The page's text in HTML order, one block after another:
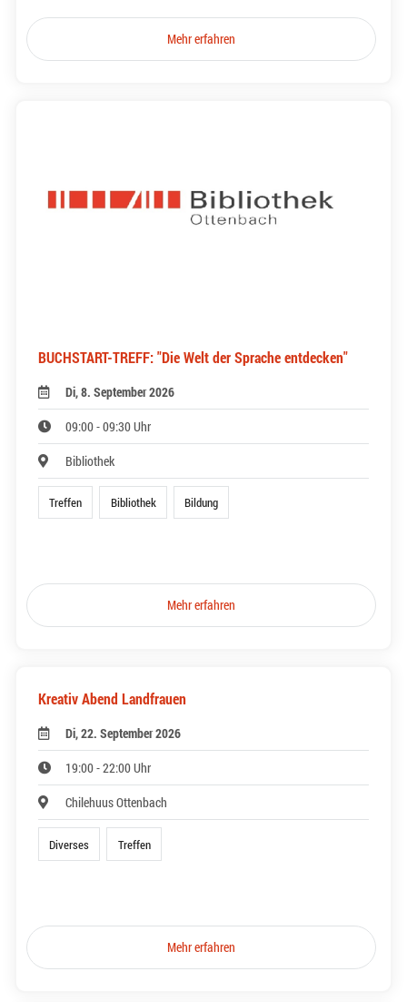
Mehr erfahren
BUCHSTART-TREFF: "Die Welt der Sprache entdecken"
Di, 8. September 2026
09:00 - 09:30 Uhr
Bibliothek
Treffen Bibliothek Bildung
Mehr erfahren
Kreativ Abend Landfrauen
Di, 22. September 2026
19:00 - 22:00 Uhr
Chilehuus Ottenbach
Diverses Treffen
Mehr erfahren